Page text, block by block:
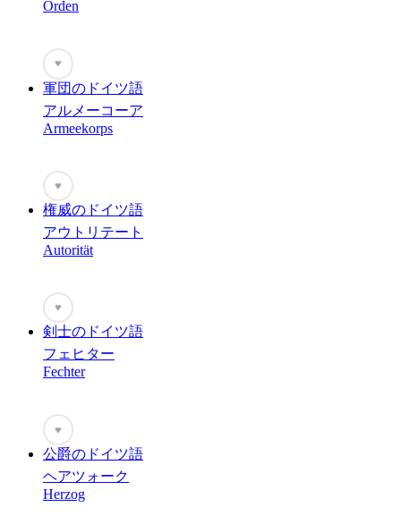
Orden
♥
軍団のドイツ語
アルメーコーア
Armeekorps
♥
権威のドイツ語
アウトリテート
Autorität
♥
剣士のドイツ語
フェヒター
Fechter
♥
公爵のドイツ語
ヘアツォーク
Herzog